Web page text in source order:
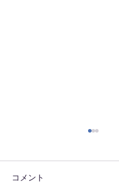
明日からもう8月
るのが早いですわ～
コメント